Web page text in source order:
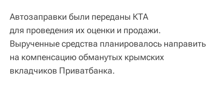
Автозаправки были переданы КТА
для проведения их оценки и продажи.
Вырученные средства планировалось направить
на компенсацию обманутых крымских
вкладчиков Приватбанка.